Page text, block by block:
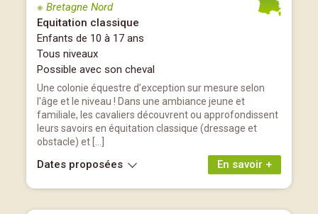
※ Bretagne Nord
Equitation classique
Enfants de 10 à 17 ans
Tous niveaux
Possible avec son cheval
Une colonie équestre d’exception sur mesure selon
l'âge et le niveau ! Dans une ambiance jeune et
familiale, les cavaliers découvrent ou approfondissent
leurs savoirs en équitation classique (dressage et
obstacle) et […]
En savoir +
Dates proposées